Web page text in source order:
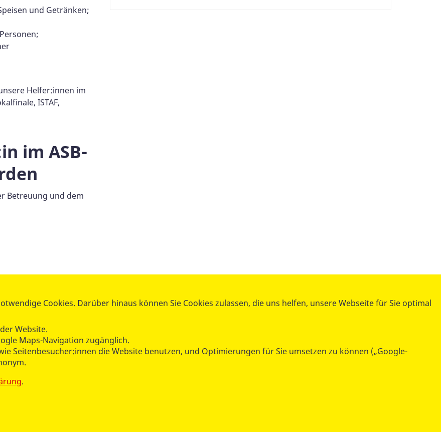
und Getränken;
Helfer:innen im
ISTAF,
im ASB-
Betreuung und dem
Betreuungsdienst Berlin
030 21307-0
kats@asb-berlin.de
ASB Landesverband Berlin e.V.
Cookies. Darüber hinaus können Sie Cookies zulassen, die uns helfen, unsere Webseite für Sie optimal
Website.
Maps-Navigation zugänglich.
Seitenbesucher:innen die Website benutzen, und Optimierungen für Sie umsetzen zu können („Google-
.